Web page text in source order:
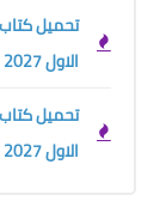
تحميل
الاول 2027
تحميل
الاول 2027